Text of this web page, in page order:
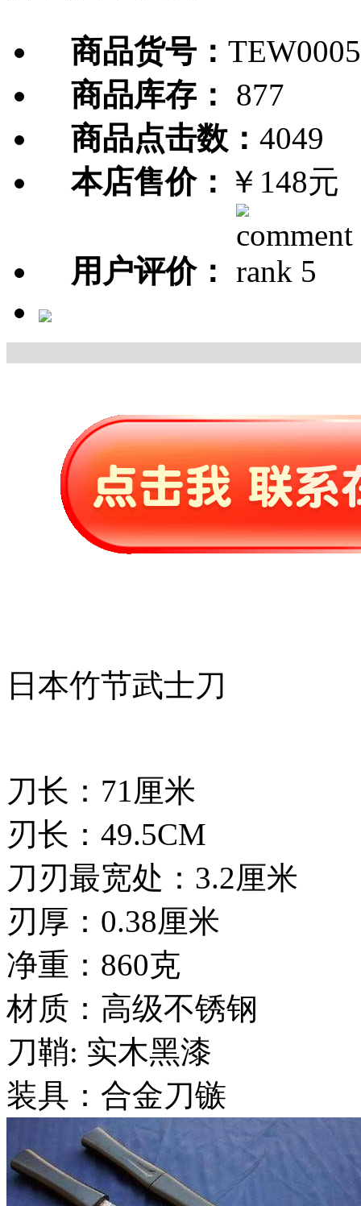
商品货号：
商品库存：
877
商品点击数： 4049
本店售价： ￥148元
用户评价：
日本竹节武士刀
刀长：71厘米
刃长：49.5CM
刀刃最宽处：3.2厘米
刃厚：0.38厘米
净重：860克
材质：高级不锈钢
刀鞘: 实木黑漆
装具：合金刀镞